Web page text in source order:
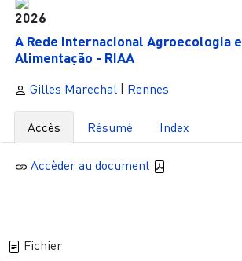
2026
A Rede Internacional Agroecologia e
Alimentação - RIAA
Gilles Marechal | Rennes
Accès Résumé Index
Accèder au document
Fichier